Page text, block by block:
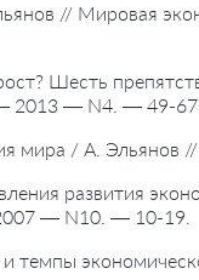
// Мировая
Шесть
2013 — N4. — 49-67.
мира / А.
развития
— N10. — 10-19.
и темпы